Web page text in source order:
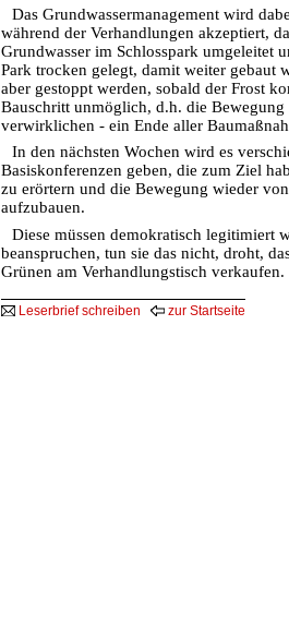
Das Grundwassermanagement wird
während der Verhandlungen akzeptiert,
Grundwasser im Schlosspark umgeleitet
Park trocken gelegt, damit weiter gebaut
aber gestoppt werden, sobald der Frost
Bauschritt unmöglich, d.h. die
verwirklichen - ein Ende aller
In den nächsten Wochen wird es
Basiskonferenzen geben, die zum Ziel
zu erörtern und die Bewegung wieder
aufzubauen.
Diese müssen demokratisch legitimiert
beanspruchen, tun sie das nicht, droht,
Grünen am Verhandlungstisch verkaufen.
Leserbrief schreiben zur Startseite